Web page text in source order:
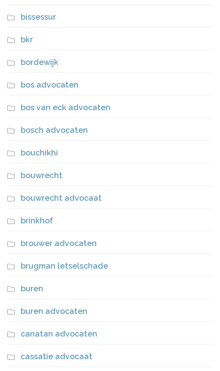
bissessur
bkr
bordewijk
bos advocaten
bos van eck advocaten
bosch advocaten
bouchikhi
bouwrecht
bouwrecht advocaat
brinkhof
brouwer advocaten
brugman letselschade
buren
buren advocaten
canatan advocaten
cassatie advocaat